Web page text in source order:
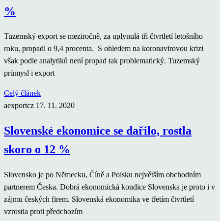
%
Tuzemský export se meziročně, za uplynulá tři čtvrtletí letošního
roku, propadl o 9,4 procenta. S ohledem na koronavirovou krizi
však podle analytiků není propad tak problematický. Tuzemský
průmysl i export
Celý článek
aexportcz 17. 11. 2020
Slovenské ekonomice se dařilo, rostla
skoro o 12 %
Slovensko je po Německu, Číně a Polsku největším obchodním
partnerem Česka. Dobrá ekonomická kondice Slovenska je proto i v
zájmu českých firem. Slovenská ekonomika ve třetím čtvrtletí
vzrostla proti předchozím